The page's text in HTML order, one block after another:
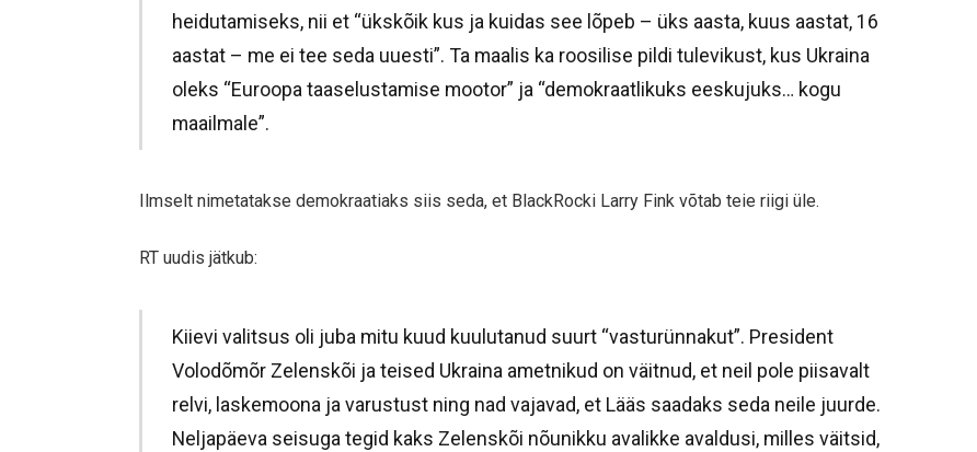
heidutamiseks, nii et “ükskõik kus ja kuidas see lõpeb – üks aasta, kuus aastat, 16
aastat – me ei tee seda uuesti”. Ta maalis ka roosilise pildi tulevikust, kus Ukraina
oleks “Euroopa taaselustamise mootor” ja “demokraatlikuks eeskujuks… kogu
maailmale”.
Ilmselt nimetatakse demokraatiaks siis seda, et BlackRocki Larry Fink võtab teie riigi üle.
RT uudis jätkub:
Kiievi valitsus oli juba mitu kuud kuulutanud suurt “vasturünnakut”. President
Volodõmõr Zelenskõi ja teised Ukraina ametnikud on väitnud, et neil pole piisavalt
relvi, laskemoona ja varustust ning nad vajavad, et Lääs saadaks seda neile juurde.
Neljapäeva seisuga tegid kaks Zelenskõi nõunikku avalikke avaldusi, milles väitsid,